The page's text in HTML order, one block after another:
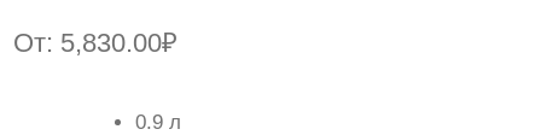
От: 5,830.00₽
0.9 л